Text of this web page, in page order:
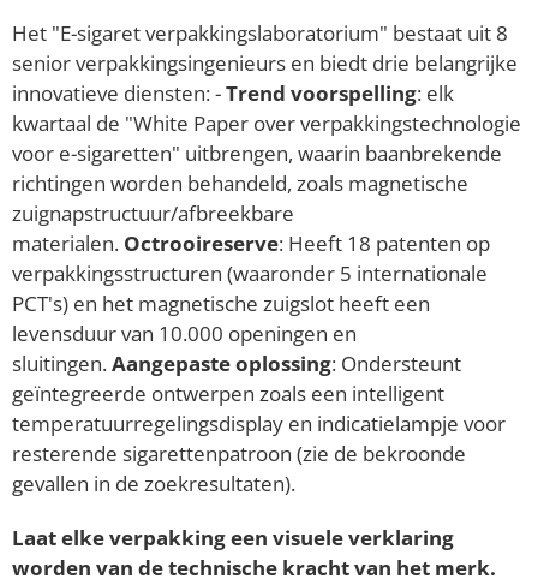
Het "E-sigaret verpakkingslaboratorium" bestaat uit 8
senior verpakkingsingenieurs en biedt drie belangrijke
innovatieve diensten: -Trend voorspelling: elk
kwartaal de "White Paper over verpakkingstechnologie
voor e-sigaretten" uitbrengen, waarin baanbrekende
richtingen worden behandeld, zoals magnetische
zuignapstructuur/afbreekbare
materialen. Octrooireserve: Heeft 18 patenten op
verpakkingsstructuren (waaronder 5 internationale
PCT's) en het magnetische zuigslot heeft een
levensduur van 10.000 openingen en
sluitingen.Aangepaste oplossing: Ondersteunt
geïntegreerde ontwerpen zoals een intelligent
temperatuurregelingsdisplay en indicatielampje voor
resterende sigarettenpatroon (zie de bekroonde
gevallen in de zoekresultaten).
Laat elke verpakking een visuele verklaring
worden van de technische kracht van het merk.